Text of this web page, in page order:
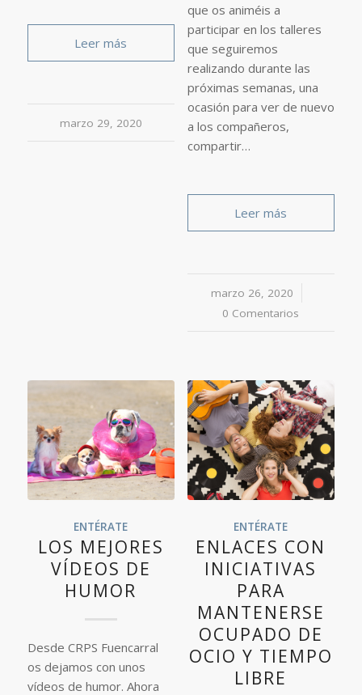
Leer más
marzo 29, 2020
que os animéis a
participar en los talleres
que seguiremos
realizando durante las
próximas semanas, una
ocasión para ver de nuevo
a los compañeros,
compartir…
Leer más
marzo 26, 2020
/
0 Comentarios
ENTÉRATE
LOS MEJORES
VÍDEOS DE
HUMOR
Desde CRPS Fuencarral
os dejamos con unos
vídeos de humor. Ahora
ENTÉRATE
ENLACES CON
INICIATIVAS
PARA
MANTENERSE
OCUPADO DE
OCIO Y TIEMPO
LIBRE